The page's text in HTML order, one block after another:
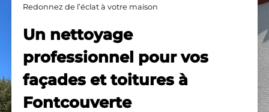
Redonnez de l’éclat à votre maison
Un nettoyage
professionnel pour vos
façades et toitures à
Fontcouverte